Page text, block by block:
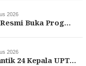
2026
Buka Prog…
2026
24 Kepala UPT…